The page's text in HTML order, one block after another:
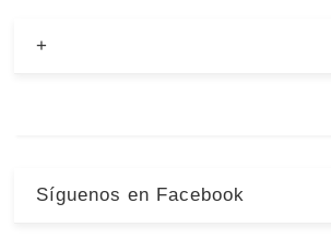
+
Síguenos en Facebook